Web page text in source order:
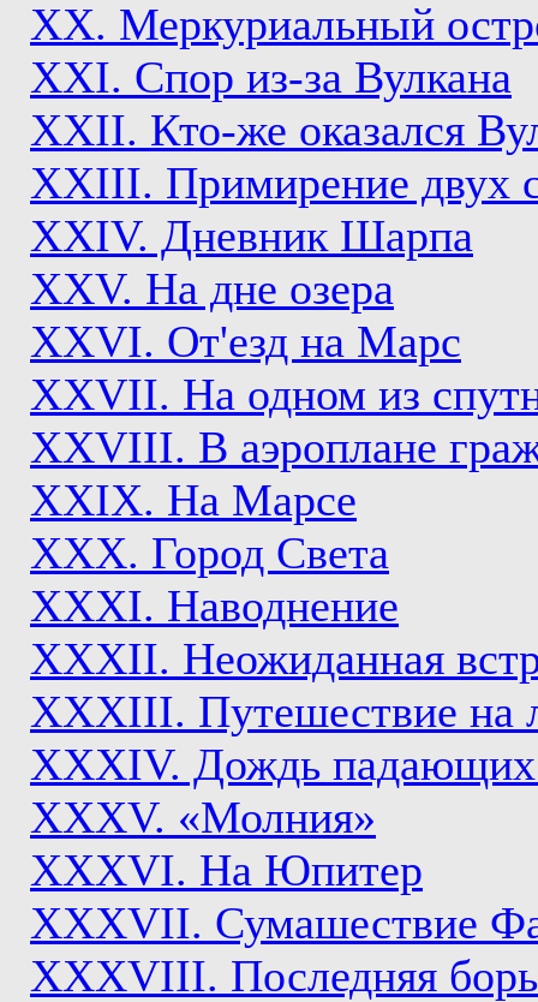
XX. Меркуриальный
XXI. Спор из-за Вулкана
XXII. Кто-же оказался
XXIII. Примирение двух
XXIV. Дневник Шарпа
XXV. На дне озера
ХХVI. От'езд на Марс
XXVII. На одном из
XXVIII. В аэроплане
XXIX. На Марсе
XXX. Город Света
XXXI. Наводнение
XXXII. Неожиданная
XXXIII. Путешествие на
XXXIV. Дождь падающих
XXXV. «Молния»
XXXVI. На Юпитер
XXXVII. Сумашествие
XXXVIII. Последняя